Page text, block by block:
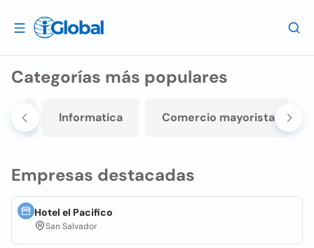
Categorías más populares
Informatica Comercio mayorista
Empresas destacadas
Hotel el Pacifico
San Salvador